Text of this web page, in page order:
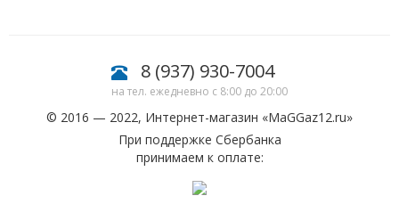
8 (937) 930-7004
на тел. ежедневно с 8:00 до 20:00
© 2016 — 2022, Интернет-магазин «MaGGaz12.ru»
При поддержке Сбербанка
принимаем к оплате: